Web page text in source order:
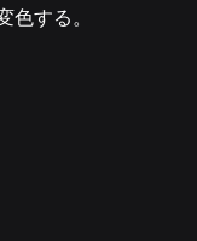
する。